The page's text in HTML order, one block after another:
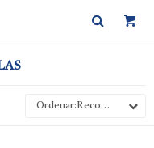
Recomendados